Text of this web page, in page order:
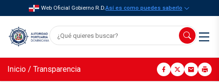
Web Oficial Gobierno R.D.Así es como puedes saberlo
Inicio / Transparencia